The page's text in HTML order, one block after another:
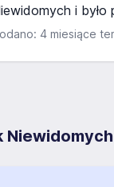
i było
4 miesiące
Niewidomych